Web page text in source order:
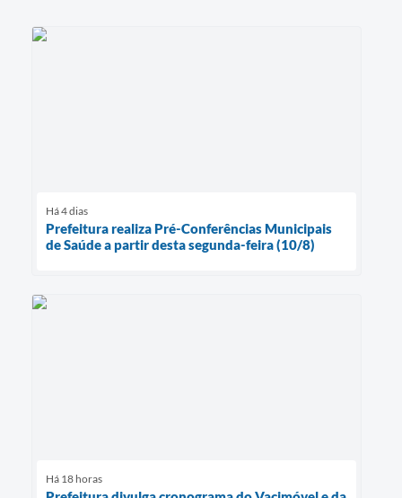
Há 4 dias
Prefeitura realiza Pré-Conferências Municipais
de Saúde a partir desta segunda-feira (10/8)
Há 18 horas